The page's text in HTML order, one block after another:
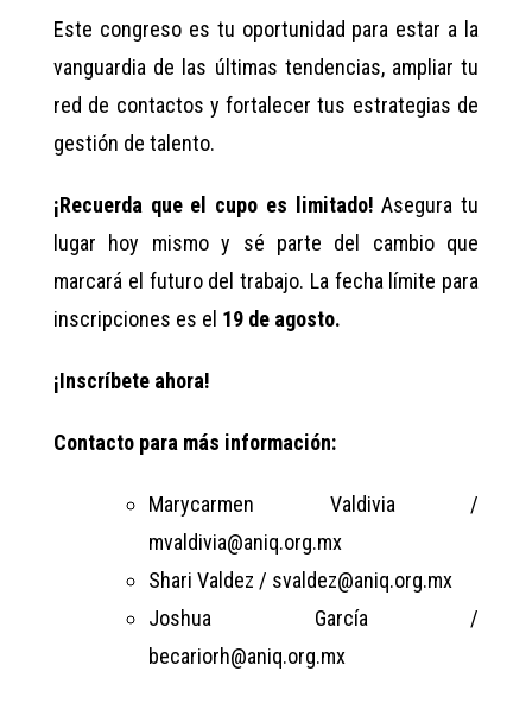
Este congreso es tu oportunidad para estar a la
vanguardia de las últimas tendencias, ampliar tu
red de contactos y fortalecer tus estrategias de
gestión de talento.
¡Recuerda que el cupo es limitado! Asegura tu
lugar hoy mismo y sé parte del cambio que
marcará el futuro del trabajo. La fecha límite para
inscripciones es el 19 de agosto.
¡Inscríbete ahora!
Contacto para más información:
Marycarmen Valdivia /
mvaldivia@aniq.org.mx
Shari Valdez / svaldez@aniq.org.mx
Joshua García /
becariorh@aniq.org.mx